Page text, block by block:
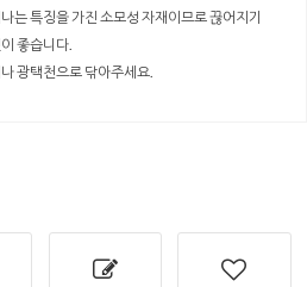
는 특징을 가진 소모성 자재이므로 끊어지기
좋습니다.
광택천으로 닦아주세요.